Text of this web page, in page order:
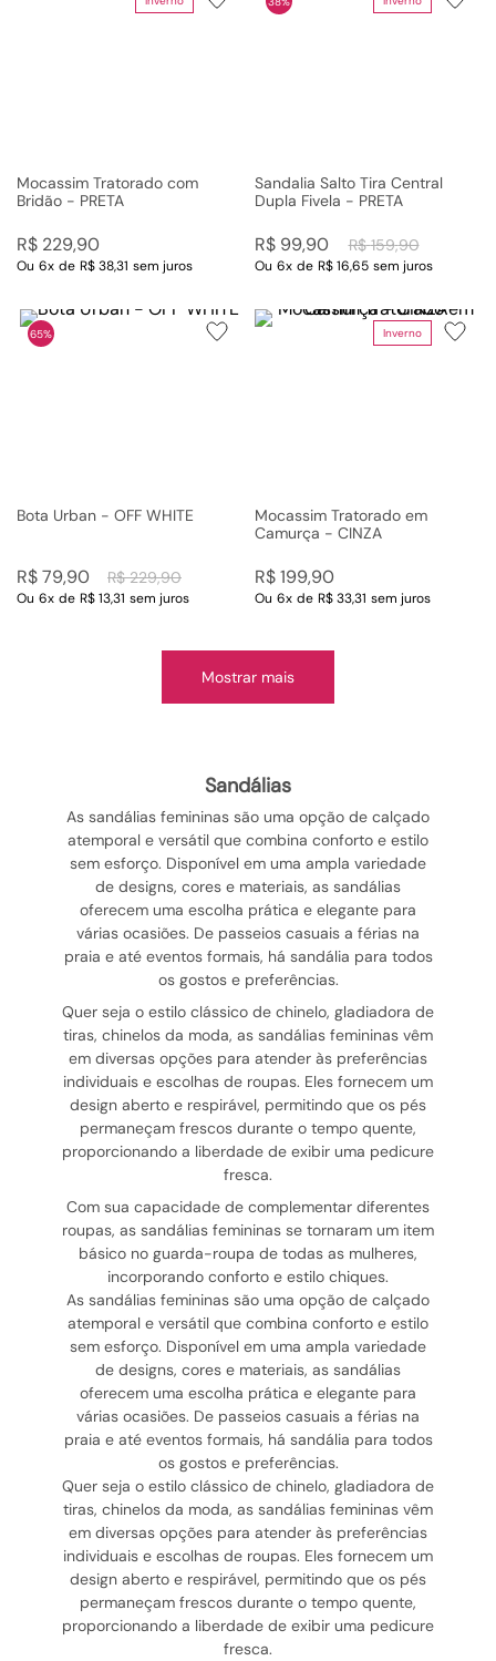
Mocassim Tratorado com
Bridão - PRETA
R$ 229,90
Ou 6x de R$ 38,31 sem juros
Sandalia Salto Tira Central
Dupla Fivela - PRETA
R$ 159,90
R$ 99,90
Ou 6x de R$ 16,65 sem juros
65%
Bota Urban - OFF WHITE
R$ 229,90
R$79,90
Ou 6x de R$ 13,31 sem juros
Inverno
Mocassim Tratorado em
Camurça - CINZA
R$199,90
Ou 6x de R$ 33,31 sem juros
Mostrar mais
sandálias
As sandálias femininas são uma opção de calçado
atemporal e versátil que combina conforto e estilo
sem esforço. Disponível em uma ampla variedade
de designs, cores e materiais, as sandálias
oferecem uma escolha prática e elegante para
várias ocasiões. De passeios casuais a férias na
praia e até eventos formais, há sandália para todos
os gostos e preferências.
Quer seja o estilo clássico de chinelo, gladiadora de
tiras, chinelos da moda, as sandálias femininas vêm
em diversas opções para atender às preferências
individuais e escolhas de roupas. Eles fornecem um
design aberto e respirável, permitindo que os pés
permaneçam frescos durante o tempo quente,
proporcionando a liberdade de exibir uma pedicure
fresca.
Com sua capacidade de complementar diferentes
roupas, as sandálias femininas se tornaram um item
básico no guarda-roupa de todas as mulheres,
incorporando conforto e estilo chiques.
As sandálias femininas são uma opção de calçado
atemporal e versátil que combina conforto e estilo
sem esforço. Disponível em uma ampla variedade
de designs, cores e materiais, as sandálias
oferecem uma escolha prática e elegante para
várias ocasiões. De passeios casuais a férias na
praia e até eventos formais, há sandália para todos
os gostos e preferências.
Quer seja o estilo clássico de chinelo, gladiadora de
tiras, chinelos da moda, as sandálias femininas vêm
em diversas opções para atender às preferências
individuais e escolhas de roupas. Eles fornecem um
design aberto e respirável, permitindo que os pés
permaneçam frescos durante o tempo quente,
proporcionando a liberdade de exibir uma pedicure
fresca.